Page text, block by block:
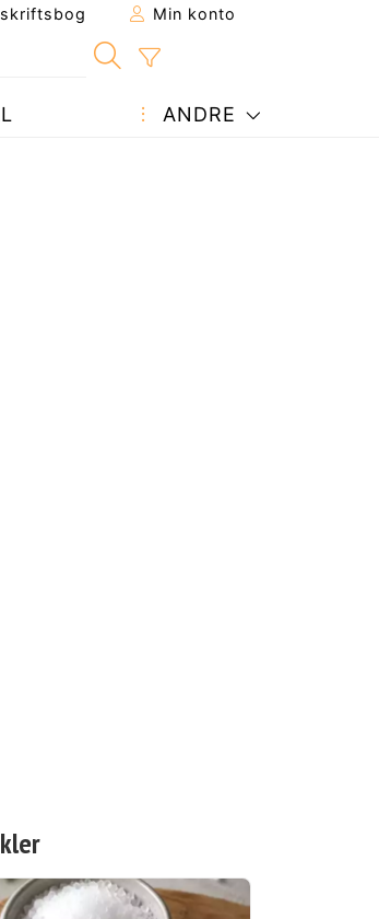
Min konto
ANDRE
ventil forfatteren
billede af denne